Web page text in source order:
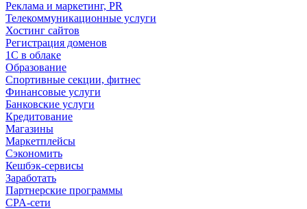
Реклама и маркетинг, PR
Телекоммуникационные услуги
Хостинг сайтов
Регистрация доменов
1С в облаке
Образование
Спортивные секции, фитнес
Финансовые услуги
Банковские услуги
Кредитование
Магазины
Маркетплейсы
Сэкономить
Кешбэк-сервисы
Заработать
Партнерские программы
CPA-сети